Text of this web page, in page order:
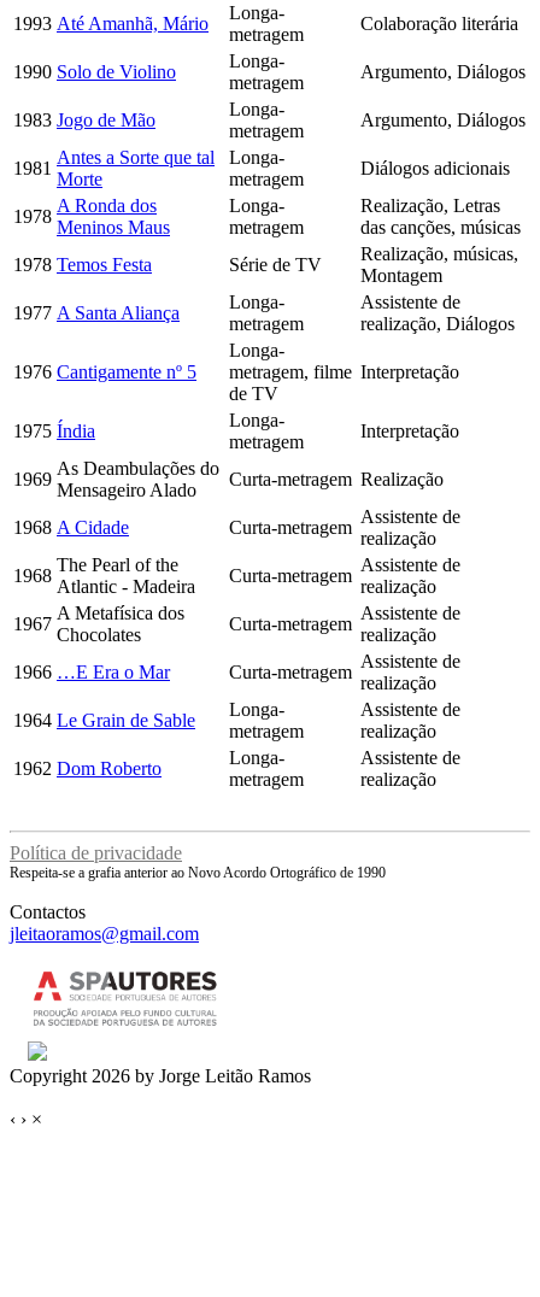
1993 Até Amanhã, Mário
Longa-
metragem
Colaboração literária
1990 Solo de Violino
Longa-
metragem
Argumento, Diálogos
1983 Jogo de Mão
Longa-
metragem
Argumento, Diálogos
1981
Antes a Sorte que tal
Morte
Longa-
metragem
Diálogos adicionais
1978
A Ronda dos
Meninos Maus
Longa-
metragem
Realização, Letras
das canções, músicas
1978 Temos Festa Série de TV
Realização, músicas,
Montagem
1977 A Santa Aliança
Longa-
metragem
Assistente de
realização, Diálogos
1976 Cantigamente nº 5
Longa-
metragem, filme
de TV
Interpretação
1975 Índia
Longa-
metragem
Interpretação
1969
As Deambulações do
Mensageiro Alado
Curta-metragem Realização
1968 A Cidade Curta-metragem
Assistente de
realização
1968
The Pearl of the
Atlantic - Madeira
Curta-metragem
Assistente de
realização
1967
A Metafísica dos
Chocolates
Curta-metragem
Assistente de
realização
1966 …E Era o Mar Curta-metragem
Assistente de
realização
1964 Le Grain de Sable
Longa-
metragem
Assistente de
realização
1962 Dom Roberto
Longa-
metragem
Assistente de
realização
Política de privacidade
Respeita-se a grafia anterior ao Novo Acordo Ortográfico de 1990
Contactos
jleitaoramos@gmail.com
Copyright 2026 by Jorge Leitão Ramos
‹ › ×